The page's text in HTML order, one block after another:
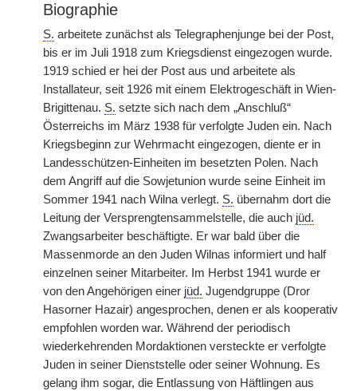
Biographie
S. arbeitete zunächst als Telegraphenjunge bei der Post,
bis er im Juli 1918 zum Kriegsdienst eingezogen wurde.
1919 schied er hei der Post aus und arbeitete als
Installateur, seit 1926 mit einem Elektrogeschäft in Wien-
Brigittenau. S. setzte sich nach dem „Anschluß“
Österreichs im März 1938 für verfolgte Juden ein. Nach
Kriegsbeginn zur Wehrmacht eingezogen, diente er in
Landesschützen-Einheiten im besetzten Polen. Nach
dem Angriff auf die Sowjetunion wurde seine Einheit im
Sommer 1941 nach Wilna verlegt. S. übernahm dort die
Leitung der Versprengtensammelstelle, die auch jüd.
Zwangsarbeiter beschäftigte. Er war bald über die
Massenmorde an den Juden Wilnas informiert und half
einzelnen seiner Mitarbeiter. Im Herbst 1941 wurde er
von den Angehörigen einer jüd. Jugendgruppe (Dror
Hasorner Hazair) angesprochen, denen er als kooperativ
empfohlen worden war. Während der periodisch
wiederkehrenden Mordaktionen versteckte er verfolgte
Juden in seiner Dienststelle oder seiner Wohnung. Es
gelang ihm sogar, die Entlassung von Häftlingen aus